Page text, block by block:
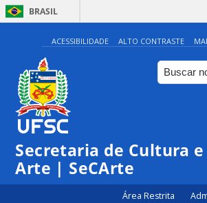
BRASIL
ACESSIBILIDADE ALTO CONTRASTE
Secretaria de Cultura e
Arte | SeCArte
Área Restrita